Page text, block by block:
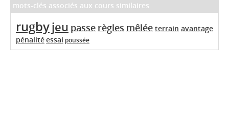
mots-clés associés aux cours similaires
rugbyjeu passe règles mêlée terrain avantage
pénalitéessai poussée